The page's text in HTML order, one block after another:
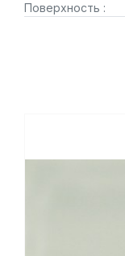
Поверхность :